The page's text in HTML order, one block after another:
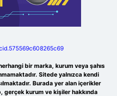
bir marka, kurum veya şahıs
Sitede yalnızca kendi
Burada yer alan içerikler
gerçek kurum ve kişiler hakkında